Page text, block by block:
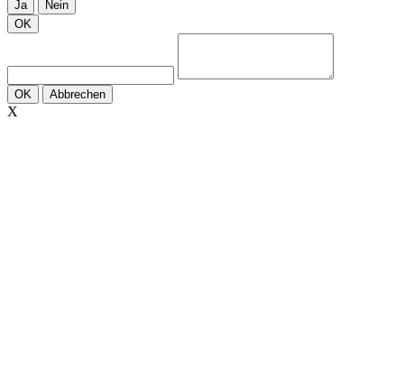
Ja
Nein
OK
OK Abbrechen
X